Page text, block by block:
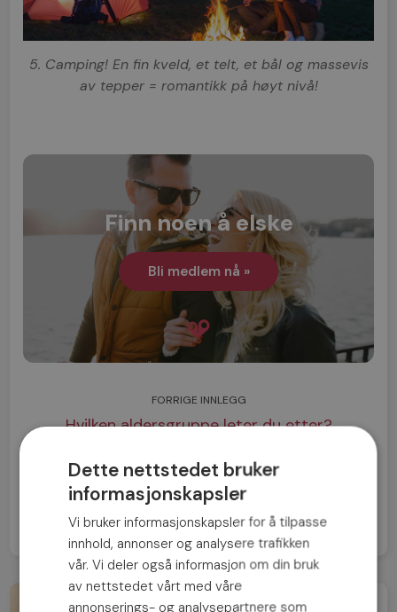
5. Camping! En fin kveld, et telt, et bål og massevis
av tepper = romantikk på høyt nivå!
Finn noen å elske
Bli medlem nå »
FORRIGE INNLEGG
Hvilken aldersgruppe leter du etter?
NESTE INNLEGG
Utfordring: Svar på ALLE meldinger
Dette nettstedet bruker
informasjonskapsler
Vi bruker informasjonskapsler for å tilpasse
innhold, annonser og analysere trafikken
vår. Vi deler også informasjon om din bruk
av nettstedet vårt med våre
annonserings- og analysepartnere som